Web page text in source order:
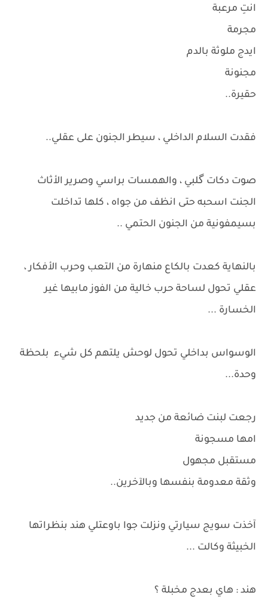
انتِ مرعبة
مجرمة
ايدج ملوثة بالدم
مجنونة
حقيرة..
فقدت السلام الداخلي ، سيطر الجنون على عقلي..
صوت دكات گلبي ، والهمسات براسي وصرير الأثاث
الجنت اسحبه حتى انظف من جواه ، كلها تداخلت
بسيمفونية من الجنون الحتمي ..
بالنهاية كعدت بالكاع منهارة من التعب وحرب الأفكار ،
عقلي تحول لساحة حرب خالية من الفوز مابيها غير
الخسارة ...
الوسواس بداخلي تحول لوحش يلتهم كل شيء بلحظة
وحدة...
رجعت لبنت ضائعة من جديد
امها مسجونة
مستقبل مجهول
وثقة معدومة بنفسها وبالآخرين..
آخذت سويج سيارتي ونزلت جوا باوعتلي هند بنظراتها
الخبيثة وكالت ...
هند : هاي بعدج مخبلة ؟